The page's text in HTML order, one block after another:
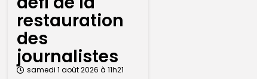
restauration
des
journalistes
samedi 1 août 2026 à 11h21